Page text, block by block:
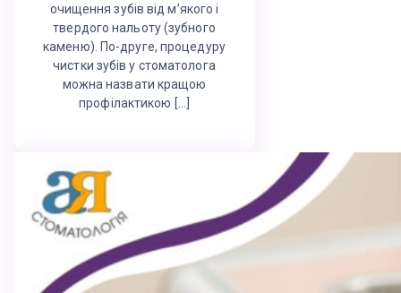
очищення зубів від м’якого і
твердого нальоту (зубного
каменю). По-друге, процедуру
чистки зубів у стоматолога
можна назвати кращою
профілактикою […]